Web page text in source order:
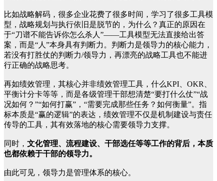
比如战略解码，很多企业花费了很多时间，学习了很多工具模
型，战略规划与执行依旧是脱节的，为什么？真正的原因在
于“刀谱不能告诉你怎么杀人”——工具模型无法直接给出答
案，而是“人”本身具有判断力。判断力是领导力的核心能力，
若没有打胜仗的判断力/领导力，再漂亮的战略工具也不能进
行正确的战略思考。
再如绩效管理，其核心并非绩效管理工具，什么KPI、OKR、
平衡计分卡等等，而是各级管理干部想清楚“要打什么仗”“战
况如何？”“如何打赢”，“需要完成那些任务？如何衡量”。指
标本质是“赢的逻辑”的表达，绩效管理不仅是机制建设与责任
传导的工具，其有效落地的核心需要领导力支撑。
同时， 文化管理、流程建设、干部选任等等工作的背后，本质
也都依赖于干部的领导力。
由此可见，领导力是管理体系的核心。